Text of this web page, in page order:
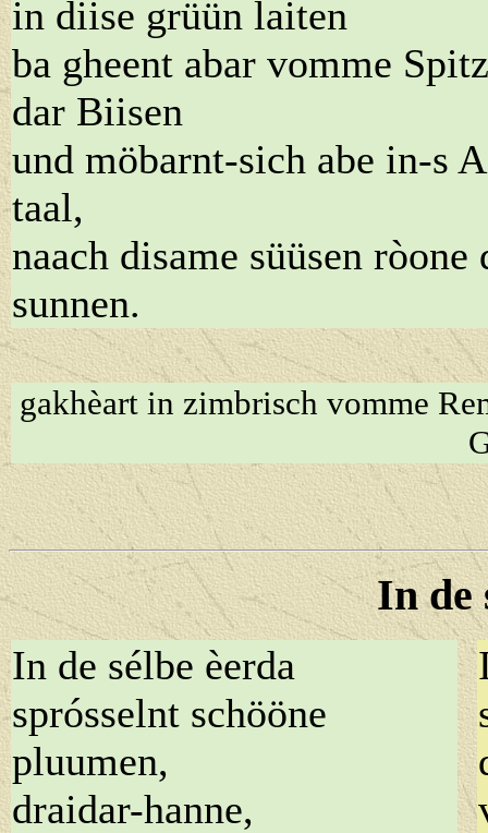
in diise grüün laiten
ba gheent abar vomme
dar Biisen
und möbarnt-sich abe in-s
taal,
naach disame süüsen ròone
sunnen.
gakhèart in zimbrisch vomme
In de
In de sélbe èerda
sprósselnt schööne
pluumen,
draidar-hanne,